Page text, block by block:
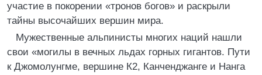
участие в покорении «тронов богов» и раскрыли
тайны высочайших вершин мира.
Мужественные альпинисты многих наций нашли
свои «могилы в вечных льдах горных гигантов. Пути
к Джомолунгме, вершине К2, Канченджанге и Нанга